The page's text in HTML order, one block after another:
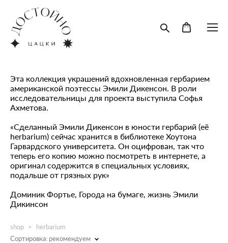
Эта коллекция украшений вдохновленная гербарием
американской поэтессы Эмили Дикенсон. В роли
исследовательницы для проекта выступила Софья
Ахметова.
«Сделанный Эмили Дикенсон в юности гербарий (её
herbarium) сейчас хранится в библиотеке Хоутона
Гарвардского университета. Он оцифрован, так что
теперь его копию можно посмотреть в интернете, а
оригинал содержится в специальных условиях,
подальше от грязных рук»
Доминик Фортье, Города на бумаге, жизнь Эмили
Дикинсон
shop >
herbarium
Сортировка: рекомендуем